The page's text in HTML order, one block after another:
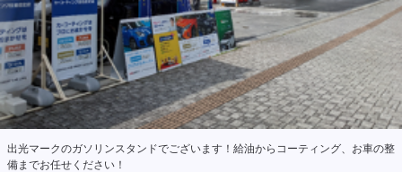
出光マークのガソリンスタンドでございます！給油からコーティング、お車の整
備までお任せください！